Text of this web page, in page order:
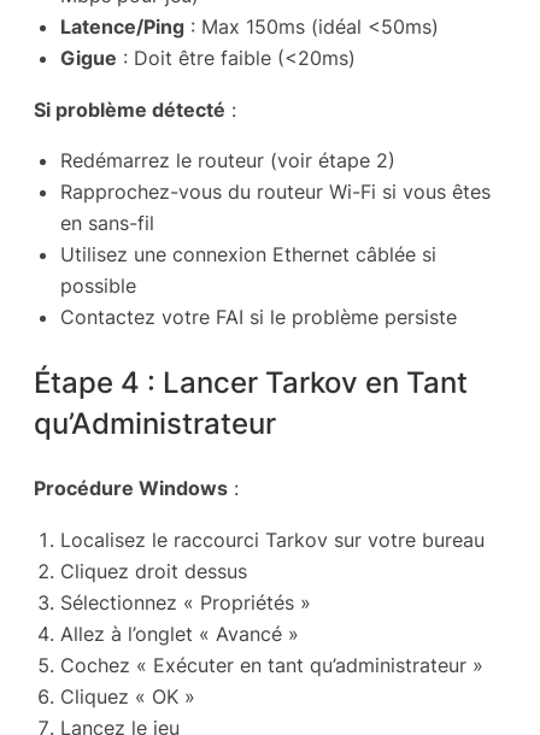
Latence/Ping : Max 150ms (idéal <50ms)
Gigue : Doit être faible (<20ms)
Si problème détecté :
Redémarrez le routeur (voir étape 2)
Rapprochez-vous du routeur Wi-Fi si vous êtes
en sans-fil
Utilisez une connexion Ethernet câblée si
possible
Contactez votre FAI si le problème persiste
Étape 4 : Lancer Tarkov en Tant
qu’Administrateur
Procédure Windows :
Localisez le raccourci Tarkov sur votre bureau
Cliquez droit dessus
Sélectionnez « Propriétés »
Allez à l’onglet « Avancé »
Cochez « Exécuter en tant qu’administrateur »
Cliquez « OK »
Lancez le jeu